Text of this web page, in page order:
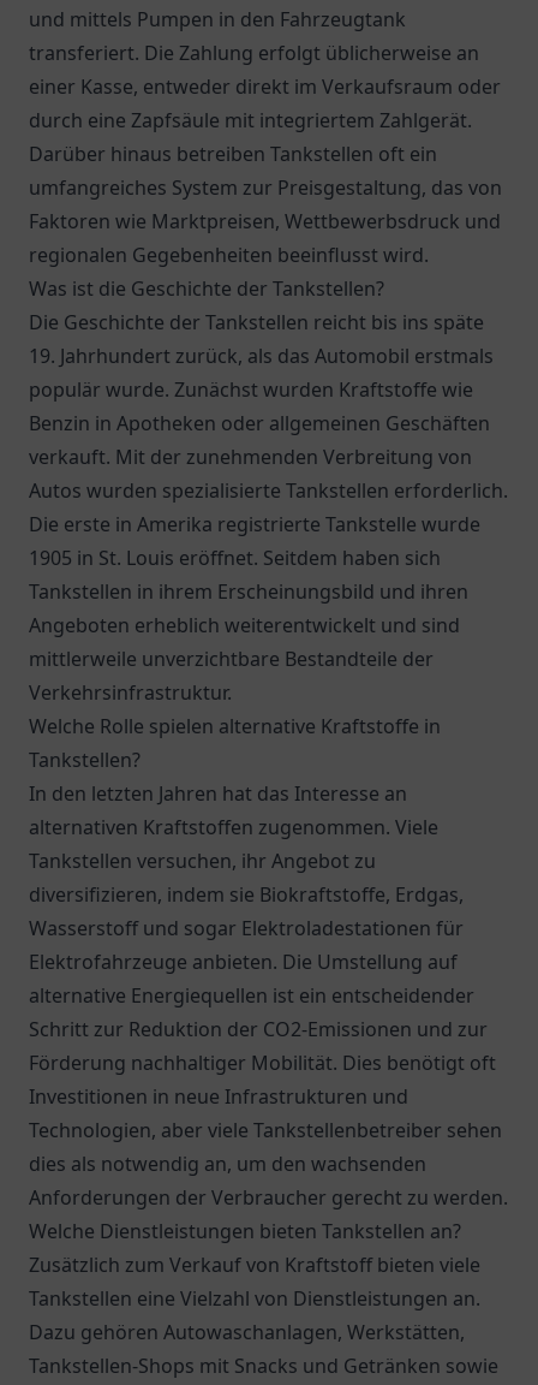
und mittels Pumpen in den Fahrzeugtank
transferiert. Die Zahlung erfolgt üblicherweise an
einer Kasse, entweder direkt im Verkaufsraum oder
durch eine Zapfsäule mit integriertem Zahlgerät.
Darüber hinaus betreiben Tankstellen oft ein
umfangreiches System zur Preisgestaltung, das von
Faktoren wie Marktpreisen, Wettbewerbsdruck und
regionalen Gegebenheiten beeinflusst wird.
Was ist die Geschichte der Tankstellen?
Die Geschichte der Tankstellen reicht bis ins späte
19. Jahrhundert zurück, als das Automobil erstmals
populär wurde. Zunächst wurden Kraftstoffe wie
Benzin in Apotheken oder allgemeinen Geschäften
verkauft. Mit der zunehmenden Verbreitung von
Autos wurden spezialisierte Tankstellen erforderlich.
Die erste in Amerika registrierte Tankstelle wurde
1905 in St. Louis eröffnet. Seitdem haben sich
Tankstellen in ihrem Erscheinungsbild und ihren
Angeboten erheblich weiterentwickelt und sind
mittlerweile unverzichtbare Bestandteile der
Verkehrsinfrastruktur.
Welche Rolle spielen alternative Kraftstoffe in
Tankstellen?
In den letzten Jahren hat das Interesse an
alternativen Kraftstoffen zugenommen. Viele
Tankstellen versuchen, ihr Angebot zu
diversifizieren, indem sie Biokraftstoffe, Erdgas,
Wasserstoff und sogar Elektroladestationen für
Elektrofahrzeuge anbieten. Die Umstellung auf
alternative Energiequellen ist ein entscheidender
Schritt zur Reduktion der CO2-Emissionen und zur
Förderung nachhaltiger Mobilität. Dies benötigt oft
Investitionen in neue Infrastrukturen und
Technologien, aber viele Tankstellenbetreiber sehen
dies als notwendig an, um den wachsenden
Anforderungen der Verbraucher gerecht zu werden.
Welche Dienstleistungen bieten Tankstellen an?
Zusätzlich zum Verkauf von Kraftstoff bieten viele
Tankstellen eine Vielzahl von Dienstleistungen an.
Dazu gehören Autowaschanlagen, Werkstätten,
Tankstellen-Shops mit Snacks und Getränken sowie